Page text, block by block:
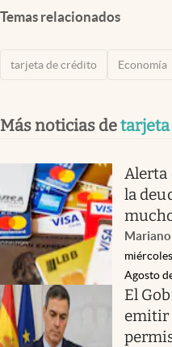
Temas relacionados
tarjeta de crédito Economía
Más noticias de
Alerta
la
Agosto
El
emitir